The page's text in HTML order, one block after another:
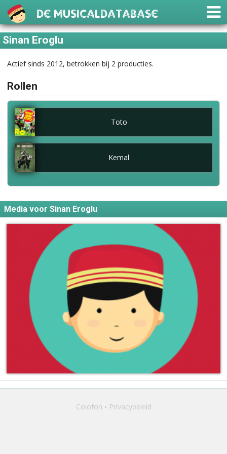
De Musicaldatabase
Sinan Eroglu
Actief sinds 2012, betrokken bij 2 producties.
Rollen
Toto
Kemal
Media voor Sinan Eroglu
Colofon Privacybeleid